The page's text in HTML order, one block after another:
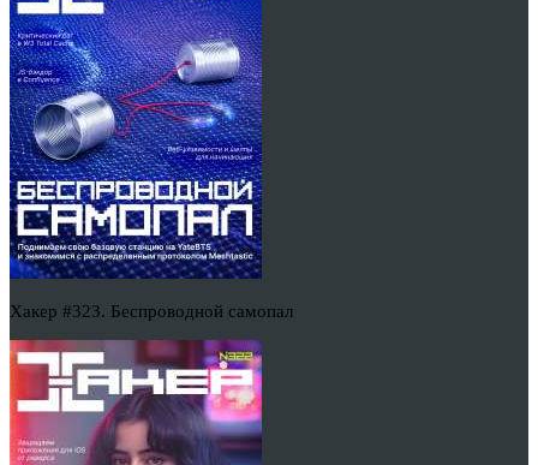
Хакер #323. Беспроводной самопал